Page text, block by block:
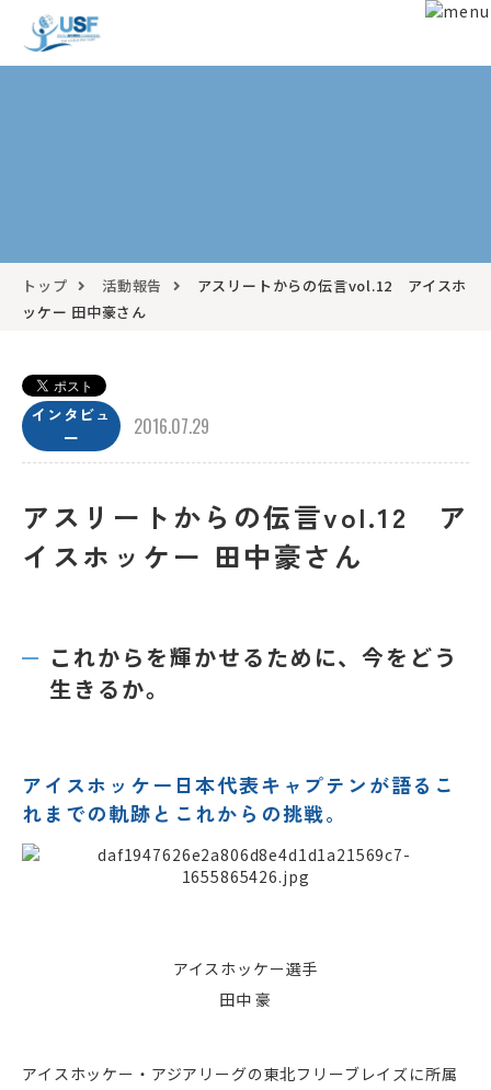
トップ 活動報告
アスリートからの伝言vol.12 アイスホ
ッケー 田中豪さん
インタビュ
ー
2016.07.29
アスリートからの伝言vol.12 ア
イスホッケー 田中豪さん
これからを輝かせるために、今をどう
生きるか。
アイスホッケー日本代表キャプテンが語るこ
れまでの軌跡とこれからの挑戦。
アイスホッケー選手
田中 豪
アイスホッケー・アジアリーグの東北フリーブレイズに所属